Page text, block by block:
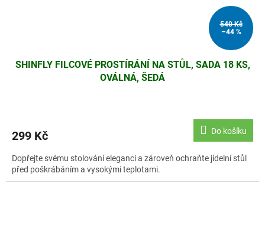
540 Kč
–44 %
SHINFLY FILCOVÉ PROSTÍRÁNÍ NA STŮL, SADA 18 KS,
OVÁLNÁ, ŠEDÁ
299 Kč Do košíku
Dopřejte svému stolování eleganci a zároveň ochraňte jídelní stůl
před poškrábáním a vysokými teplotami.